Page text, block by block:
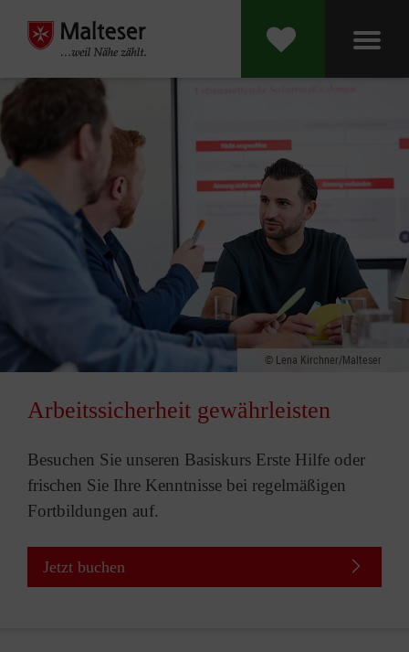
Lena Kirchner/Malteser
Arbeitssicherheit gewährleisten
Besuchen Sie unseren Basiskurs Erste Hilfe oder
frischen Sie Ihre Kenntnisse bei regelmäßigen
Fortbildungen auf.
Jetzt buchen